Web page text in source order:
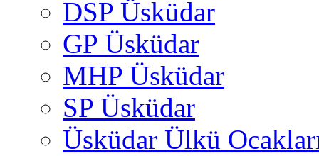
DSP Üsküdar
GP Üsküdar
MHP Üsküdar
SP Üsküdar
Üsküdar Ülkü